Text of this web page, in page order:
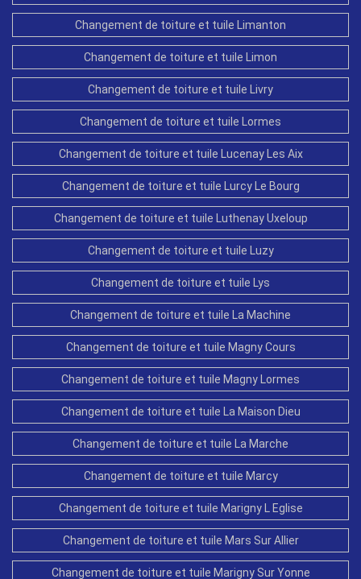
Changement de toiture et tuile Limanton
Changement de toiture et tuile Limon
Changement de toiture et tuile Livry
Changement de toiture et tuile Lormes
Changement de toiture et tuile Lucenay Les Aix
Changement de toiture et tuile Lurcy Le Bourg
Changement de toiture et tuile Luthenay Uxeloup
Changement de toiture et tuile Luzy
Changement de toiture et tuile Lys
Changement de toiture et tuile La Machine
Changement de toiture et tuile Magny Cours
Changement de toiture et tuile Magny Lormes
Changement de toiture et tuile La Maison Dieu
Changement de toiture et tuile La Marche
Changement de toiture et tuile Marcy
Changement de toiture et tuile Marigny L Eglise
Changement de toiture et tuile Mars Sur Allier
Changement de toiture et tuile Marigny Sur Yonne